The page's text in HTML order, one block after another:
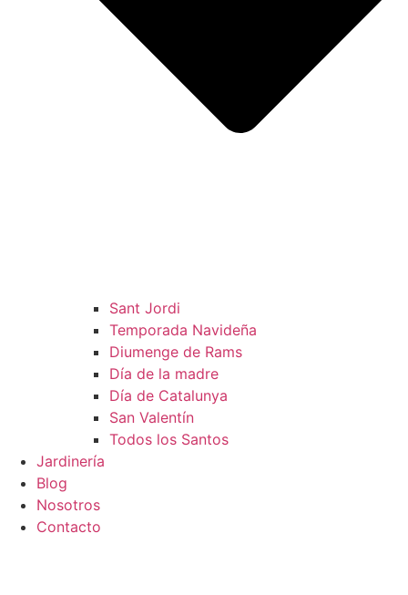
Sant Jordi
Temporada Navideña
Diumenge de Rams
Día de la madre
Día de Catalunya
San Valentín
Todos los Santos
Jardinería
Blog
Nosotros
Contacto